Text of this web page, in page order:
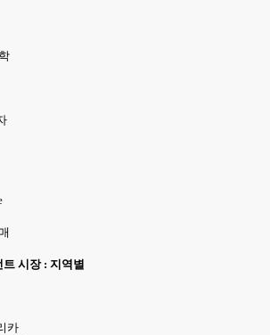
시장 : 지역별
카